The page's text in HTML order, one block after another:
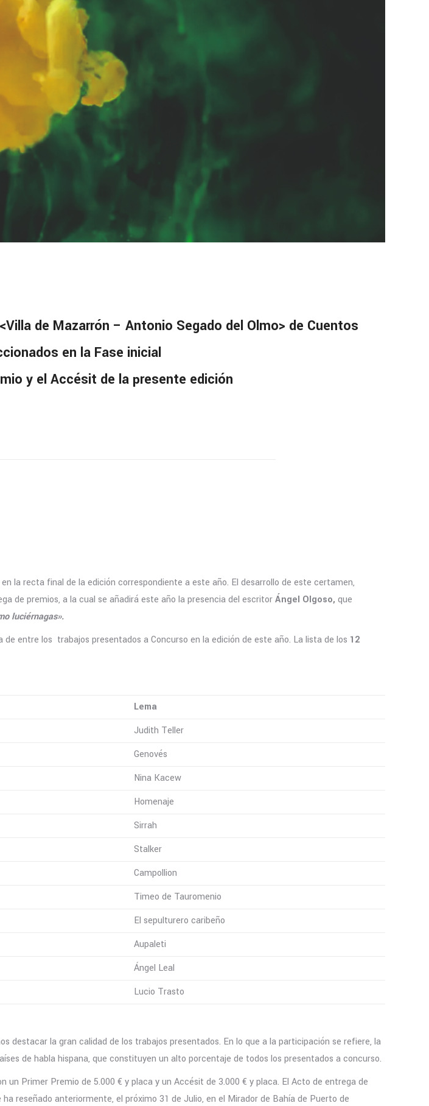
de Mazarrón – Antonio Segado del Olmo> de Cuentos
en la Fase inicial
y el Accésit de la presente edición
la recta final de la edición correspondiente a este año. El desarrollo de este certamen,
de premios, a la cual se añadirá este año la presencia del escritorÁngel Olgoso, que
luciérnagas».
entre los trabajos presentados a Concurso en la edición de este año. La lista de los 12
Lema
Judith Teller
Genovés
Nina Kacew
Homenaje
Sirrah
Stalker
Campollion
Timeo de Tauromenio
El sepulturero caribeño
Aupaleti
Ángel Leal
Lucio Trasto
destacar la gran calidad de los trabajos presentados. En lo que a la participación se refiere, la
de habla hispana, que constituyen un alto porcentaje de todos los presentados a concurso.
Primer Premio de 5.000 € y placa y un Accésit de 3.000 € y placa. El Acto de entrega de
reseñado anteriormente, el próximo 31 de Julio, en el Mirador de Bahía de Puerto de